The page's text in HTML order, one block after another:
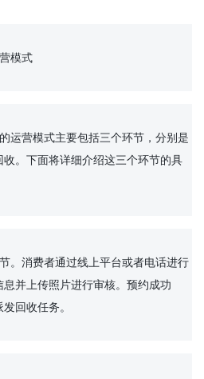
。下面将详细介绍这三个环节的具
并上传照片进行审核。预约成功
回收任务。